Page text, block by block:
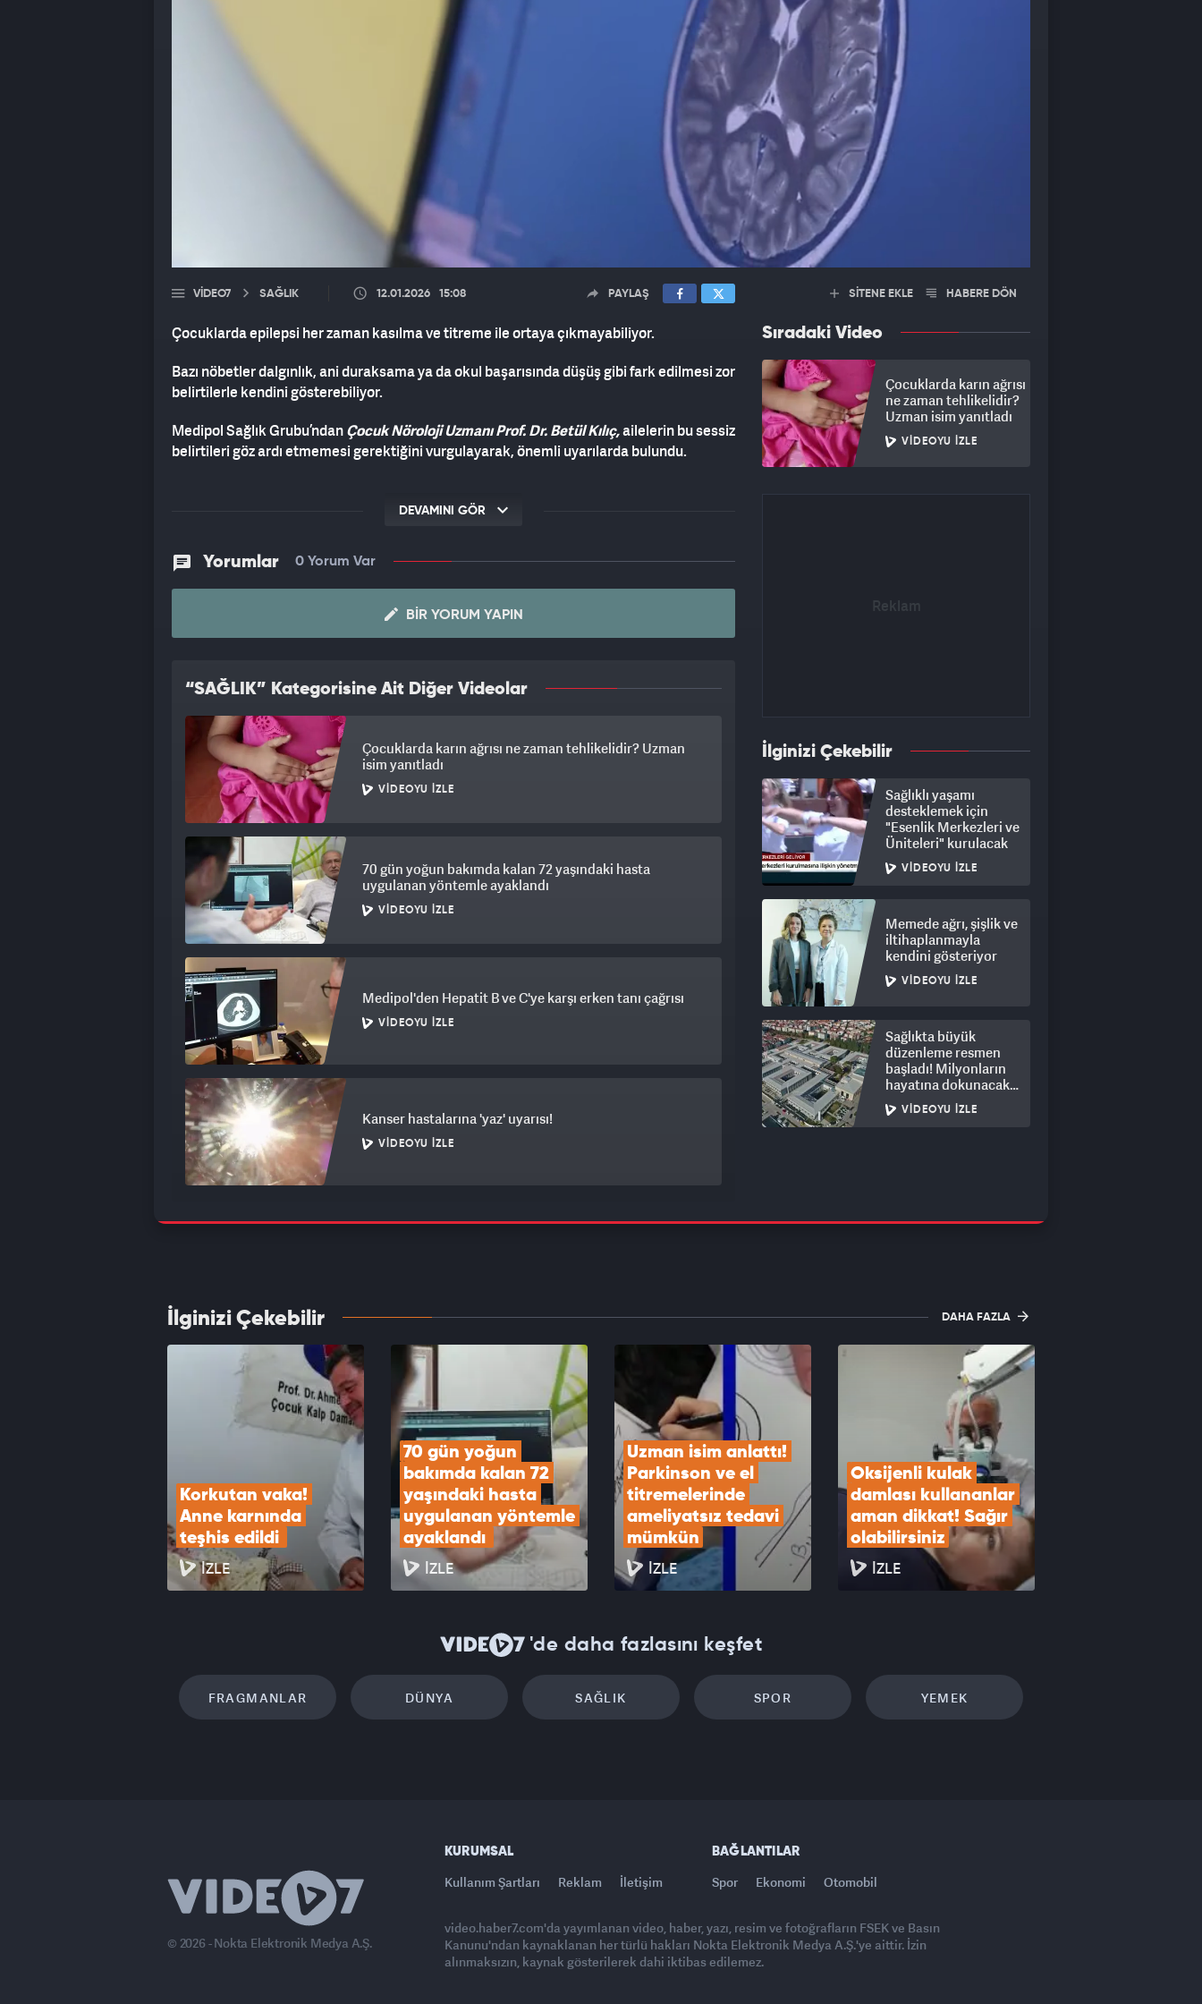
VIDEO7 SAĞLIK 12.01.2026 15:08 PAYLAŞ
Çocuklarda epilepsi her zaman kasılma ve titreme ile ortaya çıkmayabiliyor.
Bazı nöbetler dalgınlık, ani duraksama ya da okul başarısında düşüş gibi fark edilmesi zor
belirtilerle kendini gösterebiliyor.
Medipol Sağlık Grubu’ndanÇocuk Nöroloji Uzmanı Prof. Dr. Betül Kılıç,ailelerin bu sessiz
belirtileri göz ardı etmemesi gerektiğini vurgulayarak, önemli uyarılarda bulundu.
DEVAMINI GÖR
Yorumlar 0 Yorum Var
BIR YORUM YAPIN
“SAĞLIK” Kategorisine Ait Diğer Videolar
Çocuklarda karın ağrısı ne zaman tehlikelidir? Uzman
isim yanıtladı
VIDEOYU İZLE
70 gün yoğun bakımda kalan 72 yaşındaki hasta
uygulanan yöntemle ayaklandı
VIDEOYU İZLE
Medipol'den Hepatit B ve C'ye karşı erken tanı çağrısı
VIDEOYU İZLE
Kanser hastalarına 'yaz' uyarısı!
VIDEOYU İZLE
"Cake Not Hate" hareketinin simgesi Joshua Harris
Medipol'de sağlık kontrolünden geçti!
VIDEOYU İZLE
SİTENE EKLE HABERE DÖN
Sıradaki Video
Çocuklarda karın ağrısı
ne zaman tehlikelidir?
Uzman isim yanıtladı
VIDEOYU İZLE
İlginizi Çekebilir
Sağlıklı yaşamı
desteklemek için
"Esenlik Merkezleri ve
Üniteleri" kurulacak
VIDEOYU İZLE
Memede ağrı, şişlik ve
iltihaplanmayla
kendini gösteriyor
VIDEOYU İZLE
Sağlıkta büyük
düzenleme resmen
başladı! Milyonların
hayatına dokunacak
adım
VIDEOYU İZLE
İlginizi Çekebilir DAHA FAZLA
Korkutan vaka!
Anne karnında
teşhis edildi
İZLE
70 gün yoğun
bakımda kalan 72
yaşındaki hasta
uygulanan yöntemle
ayaklandı
İZLE
Uzman isim anlattı!
Parkinson ve el
titremelerinde
ameliyatsız tedavi
mümkün
İZLE
Oksijenli kulak
damlası kullananlar
aman dikkat! Sağır
olabilirsiniz
İZLE
'de daha fazlasını keşfet
FRAGMANLAR DÜNYA SAĞLIK SPOR YEMEK
© 2026 - Nokta Elektronik Medya A.Ş.
KURUMSAL
Kullanım Şartları Reklam İletişim
BAĞLANTILAR
Spor Ekonomi Otomobil
video.haber7.com'da yayımlanan video, haber, yazı, resim ve fotoğrafların FSEK ve Basın
Kanunu'ndan kaynaklanan her türlü hakları Nokta Elektronik Medya A.Ş.'ye aittir. İzin
alınmaksızın, kaynak gösterilerek dahi iktibas edilemez.